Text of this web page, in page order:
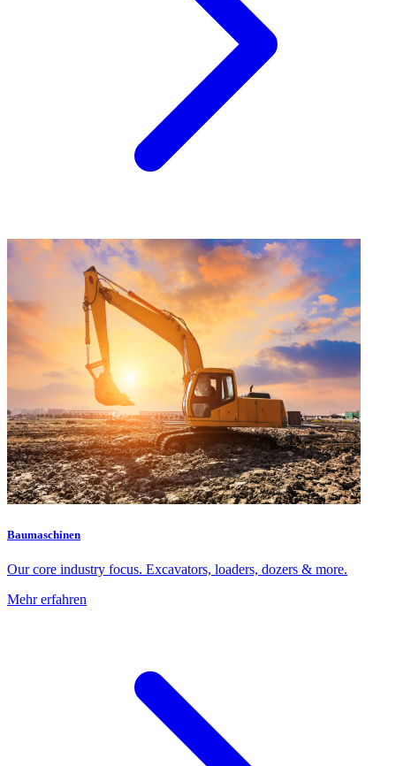
Baumaschinen
Our core industry focus. Excavators, loaders, dozers & more.
Mehr erfahren